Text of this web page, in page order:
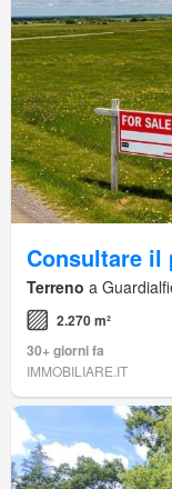
Consultare il
Terreno a
2.270 m²
30+ giorni fa
IMMOBILIARE.IT